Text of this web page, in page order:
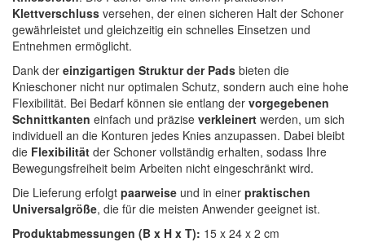
(2)
Wibeco
Klettverschluss versehen, der einen sicheren Halt der Schoner
gewährleistet und gleichzeitig ein schnelles Einsetzen und
Entnehmen ermöglicht.
Dank der einzigartigen Struktur der Pads bieten die
Knieschoner nicht nur optimalen Schutz, sondern auch eine hohe
Flexibilität. Bei Bedarf können sie entlang der vorgegebenen
Schnittkanten einfach und präzise verkleinert werden, um sich
individuell an die Konturen jedes Knies anzupassen. Dabei bleibt
die Flexibilität der Schoner vollständig erhalten, sodass Ihre
Bewegungsfreiheit beim Arbeiten nicht eingeschränkt wird.
Die Lieferung erfolgt paarweise und in einer praktischen
Universalgröße, die für die meisten Anwender geeignet ist.
Produktabmessungen (B x H x T): 15 x 24 x 2 cm